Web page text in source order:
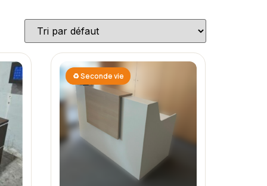
♻ Seconde vie